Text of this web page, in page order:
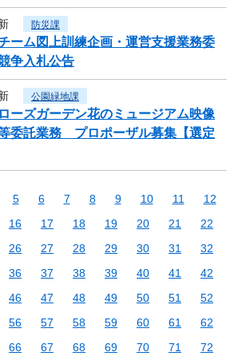
防災課
ーム図上訓練企画・運営支援業務委
争入札公告
公園緑地課
ーズガーデン花のミュージアム映像
委託業務 プロポーザル募集【選定
5 6 7 8 9 10 11
12
16 17 18 19 20 21
22
26 27 28 29 30 31
32
36 37 38 39 40 41
42
46 47 48 49 50 51
52
56 57 58 59 60 61
62
66 67 68 69 70 71
72